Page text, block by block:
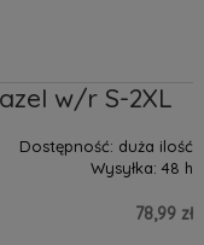
w/r S-2XL
Dostępność: duża ilość
Wysyłka: 48 h
78,99 zł